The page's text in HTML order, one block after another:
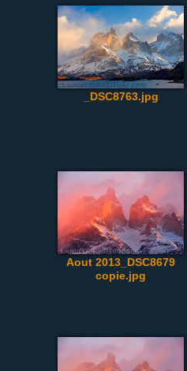
_DSC8763.jpg
Aout 2013_DSC8679
copie.jpg